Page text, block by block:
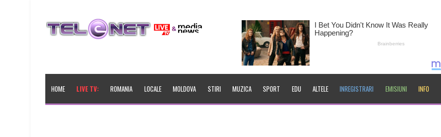
HOME LIVE TV: ROMANIA LOCALE MOLDOVA STIRI MUZICA SPORT EDU ALTELE INREGISTRARI EMISIUNI INFO